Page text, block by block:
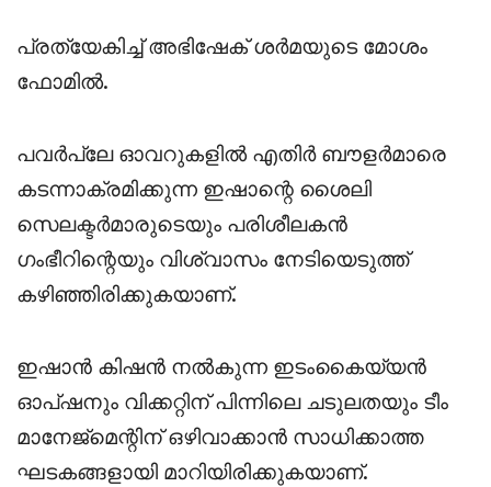
പ്രത്യേകിച്ച് അഭിഷേക് ശർമയുടെ മോശം
ഫോമിൽ.
പവർപ്ലേ ഓവറുകളിൽ എതിർ ബൗളർമാരെ
കടന്നാക്രമിക്കുന്ന ഇഷാന്റെ ശൈലി
സെലക്ടർമാരുടെയും പരിശീലകൻ
ഗംഭീറിന്റെയും വിശ്വാസം നേടിയെടുത്ത്
കഴിഞ്ഞിരിക്കുകയാണ്.
ഇഷാൻ കിഷൻ നൽകുന്ന ഇടംകൈയ്യൻ
ഓപ്ഷനും വിക്കറ്റിന് പിന്നിലെ ചടുലതയും ടീം
മാനേജ്‌മെന്റിന് ഒഴിവാക്കാൻ സാധിക്കാത്ത
ഘടകങ്ങളായി മാറിയിരിക്കുകയാണ്.